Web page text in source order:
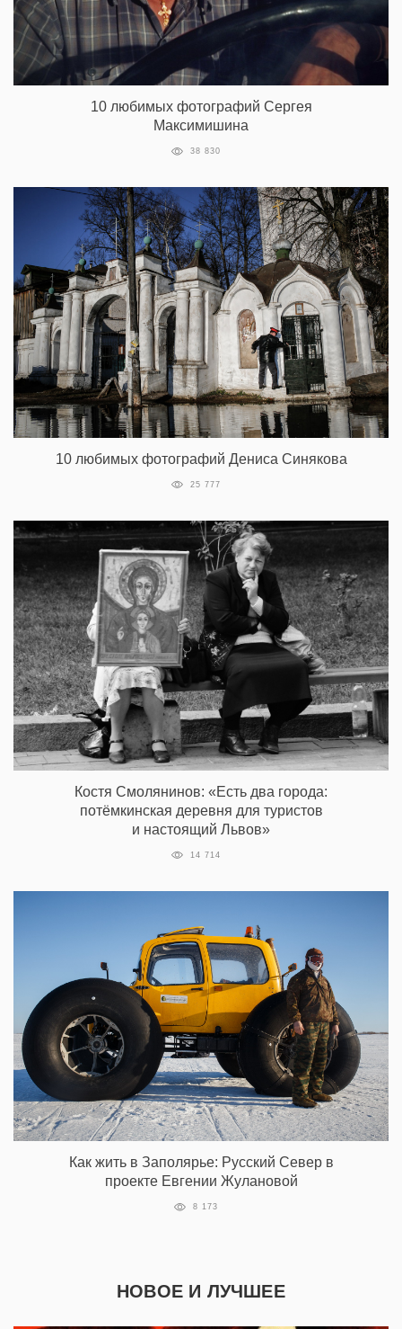
10 любимых фотографий Сергея
Максимишина
38 830
10 любимых фотографий Дениса Синякова
25 777
Костя Смолянинов: «Есть два города:
потёмкинская деревня для туристов
и настоящий Львов»
14 714
Как жить в Заполярье: Русский Север в
проекте Евгении Жулановой
8 173
НОВОЕ И ЛУЧШЕЕ